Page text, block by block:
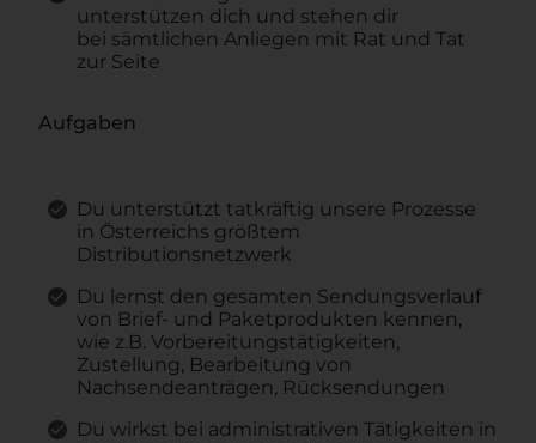
unterstützen dich und stehen dir
bei sämtlichen Anliegen mit Rat und Tat
zur Seite
Aufgaben
Du unterstützt tatkräftig unsere Prozesse
in Österreichs größtem
Distributionsnetzwerk
Du lernst den gesamten Sendungsverlauf
von Brief- und Paketprodukten kennen,
wie z.B. Vorbereitungstätigkeiten,
Zustellung, Bearbeitung von
Nachsendeanträgen, Rücksendungen
Du wirkst bei administrativen Tätigkeiten in